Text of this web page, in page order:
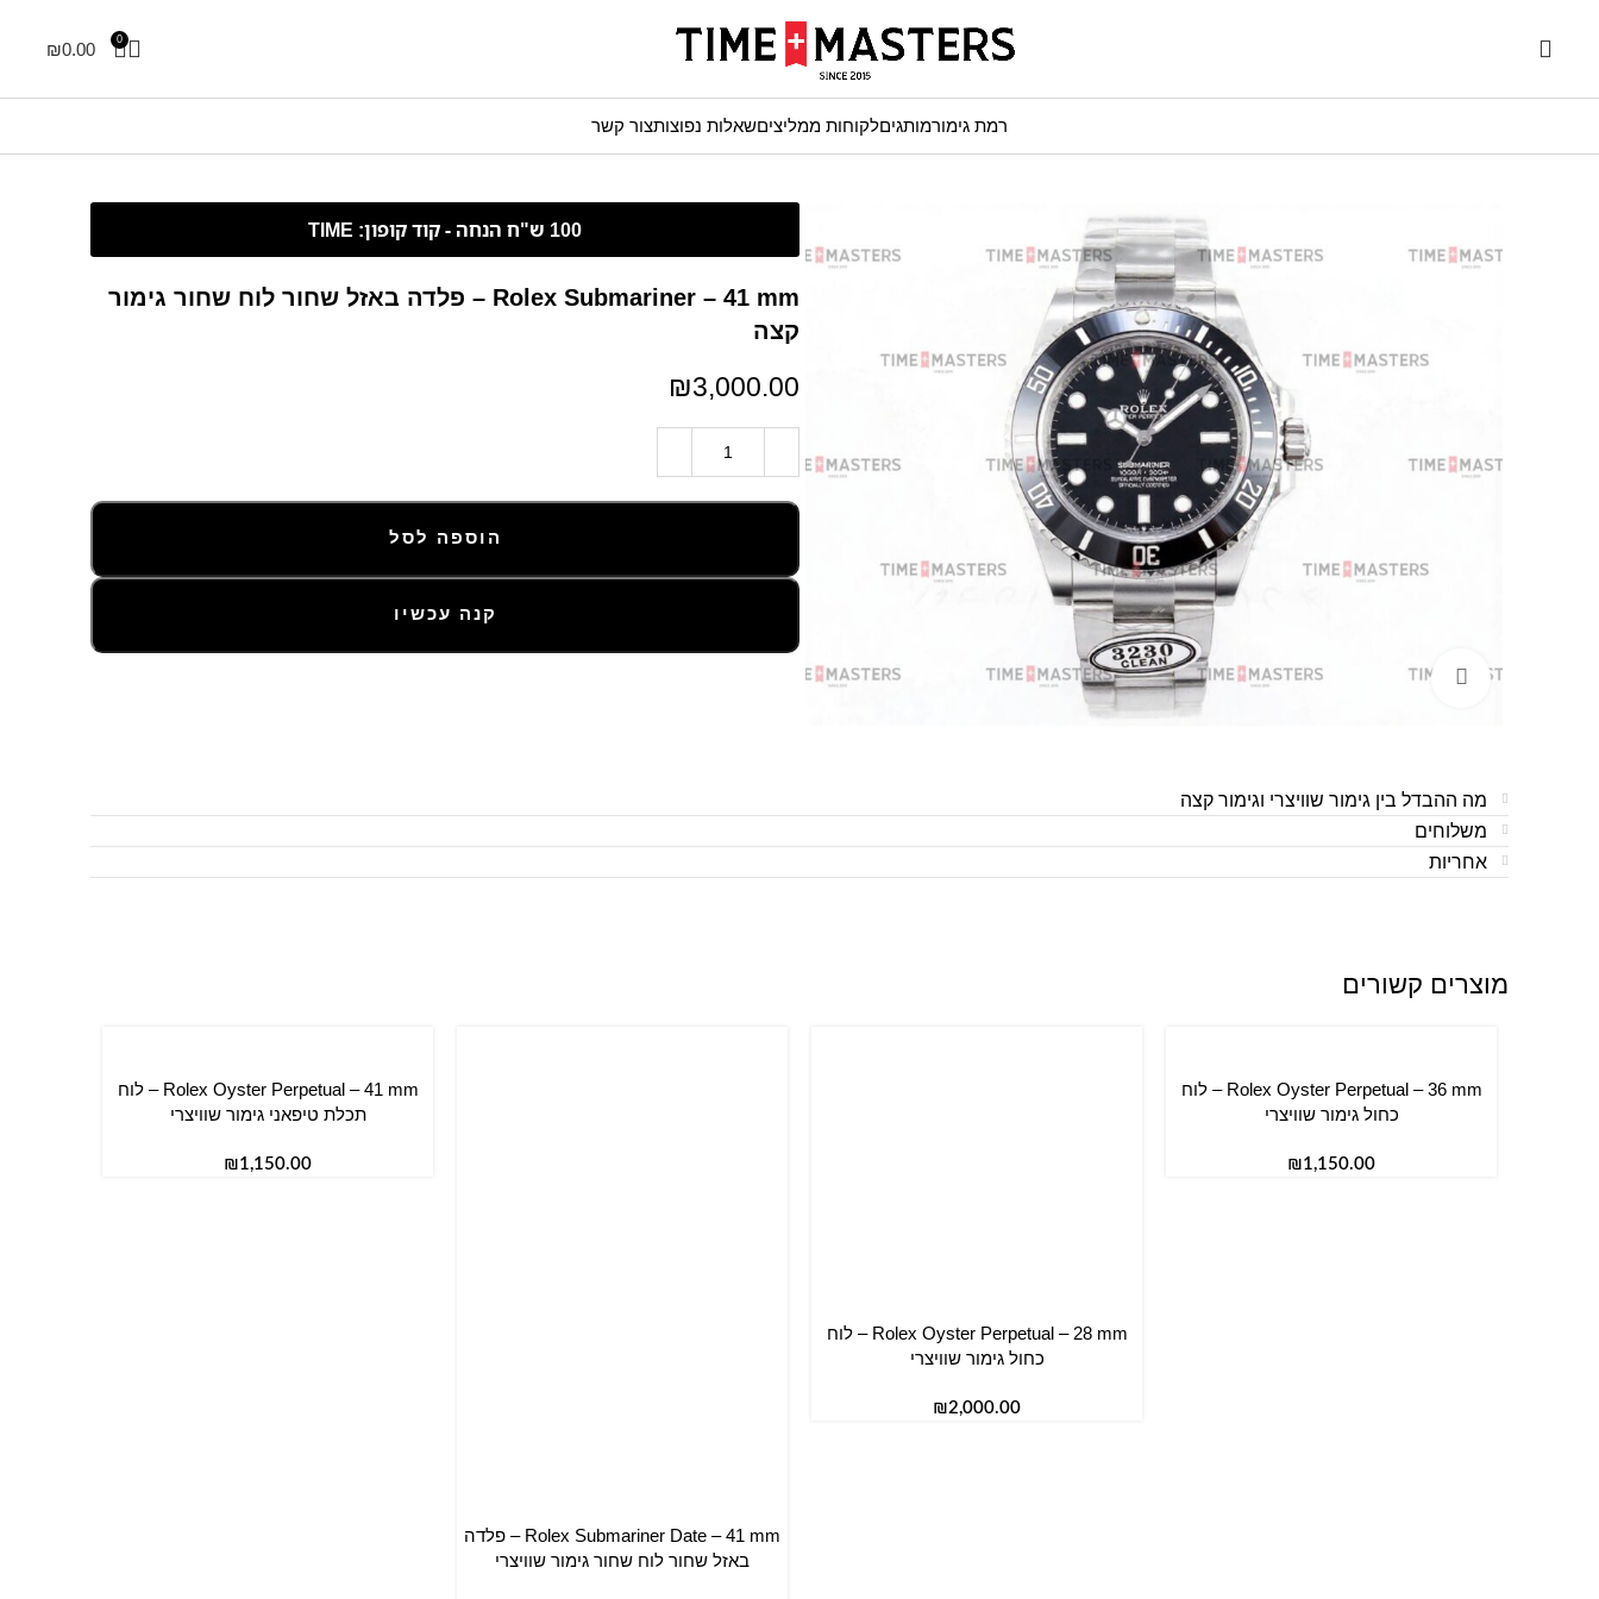
0
₪0.00
רמת גימורמותגיםלקוחות ממליציםשאלות נפוצותצור קשר
לחצו להגדלה
Rolex Submariner – 41 mm – פלדה באזל שחור לוח שחור גימור
קצה
₪
הוספה לסל
קנה עכשיו
מה ההבדל בין גימור שוויצרי וגימור קצה
משלוחים
אחריות
מוצרים קשורים
הוספה לסל
Rolex Oyster Perpetual – 36 mm – לוח
כחול גימור שוויצרי
₪
הוספה לסל
Rolex Oyster Perpetual – 28 mm – לוח
כחול גימור שוויצרי
₪
הוספה לסל
Rolex Submariner Date – 41 mm – פלדה
באזל שחור לוח שחור גימור שוויצרי
הוספה לסל
Rolex Oyster Perpetual – 41 mm – לוח
תכלת טיפאני גימור שוויצרי
₪